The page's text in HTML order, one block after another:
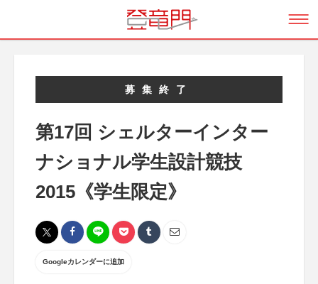
募集終了
第17回 シェルターインター
ナショナル学生設計競技
2015《学生限定》
Googleカレンダーに追加